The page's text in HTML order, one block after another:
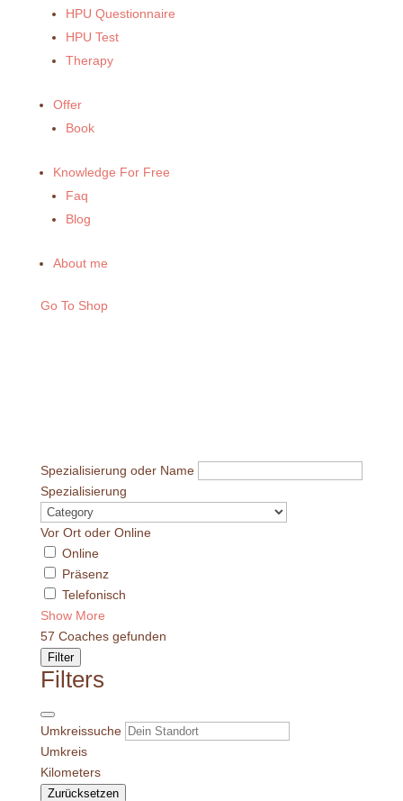
HPU Questionnaire
HPU Test
Therapy
Offer
Book
Knowledge For Free
Faq
Blog
About me
Go To Shop
Spezialisierung oder Name
Spezialisierung
Vor Ort oder Online
Online
Präsenz
Telefonisch
Show More
57 Coaches gefunden
Filter
Filters
Umkreissuche
Umkreis
Kilometers
Zurücksetzen